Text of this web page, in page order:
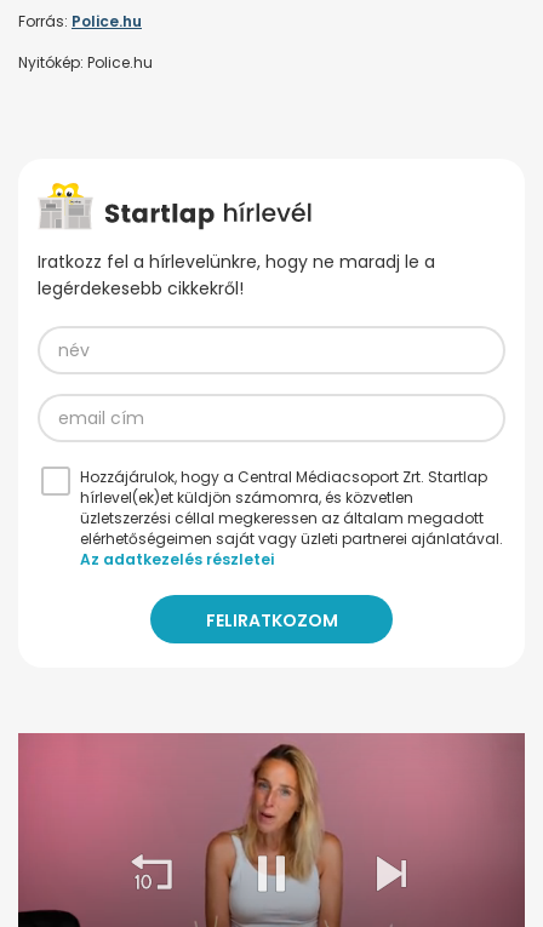
Forrás: Police.hu
Nyitókép: Police.hu
Iratkozz fel a hírlevelünkre, hogy ne maradj le a
legérdekesebb cikkekről!
Hozzájárulok, hogy a Central Médiacsoport Zrt. Startlap
hírlevel(ek)et küldjön számomra, és közvetlen
üzletszerzési céllal megkeressen az általam megadott
elérhetőségeimen saját vagy üzleti partnerei ajánlatával.
Az adatkezelés részletei